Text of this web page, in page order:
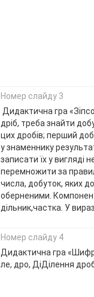
Номер слайду 3
Дидактична гра
дріб, треба знайти
цих дробів; перший
у знаменнику
записати їх у вигляді
перемножити за
числа, добуток, яких
оберненими.
дільник,частка. У
Номер слайду 4
Дидактична гра
ле, дро, ДіДілення